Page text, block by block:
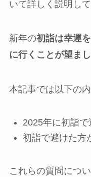
いて詳しく説明して
新年の初詣は幸運
に行くことが望ま
本記事では以下の
2025年に初詣
初詣で避けた方
これらの質問につ